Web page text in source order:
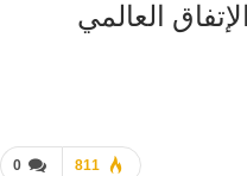
العالمي
0 811